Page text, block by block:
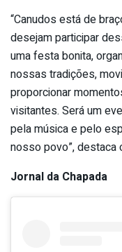
“Canudos está de
desejam participar
uma festa bonita,
nossas tradições,
proporcionar
visitantes. Será um
pela música e pelo
nosso povo”, destaca
Jornal da Chapada